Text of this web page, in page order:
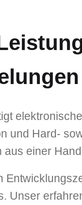
und Hard-
einer
Unser